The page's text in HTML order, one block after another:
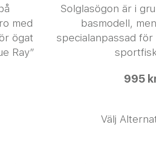
med
ögat
Ray”
Solglasögon är i
basmodell,
specialanpassad
995
Välj